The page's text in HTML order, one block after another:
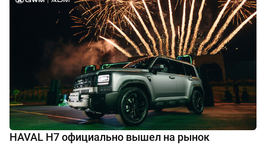
HAVAL H7 официально вышел на рынок